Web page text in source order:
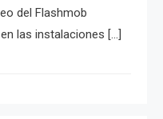
del Flashmob
las instalaciones […]